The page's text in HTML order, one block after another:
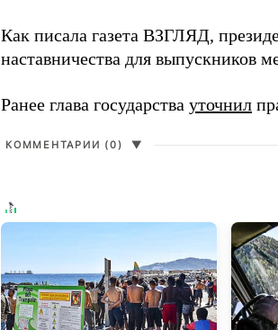
Как писала газета ВЗГЛЯД,
наставничества для выпускников
Ранее глава государства уточнил
КОММЕНТАРИИ (0) ▼